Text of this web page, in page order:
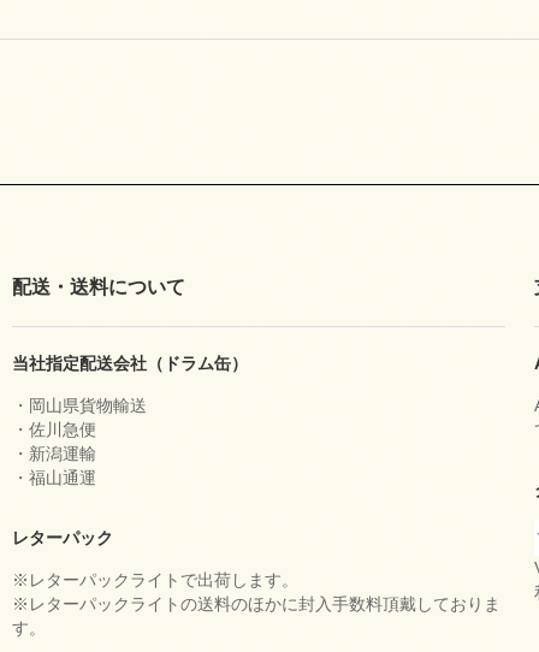
配送・送料について
当社指定配送会社（ドラム缶）
・岡山県貨物輸送
・佐川急便
・新潟運輸
・福山通運
レターパック
※レターパックライトで出荷します。
※レターパックライトの送料のほかに封入手数料頂戴しておりま
す。